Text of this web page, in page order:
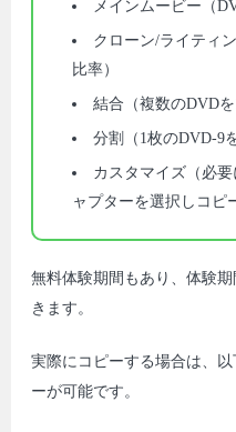
メインムービー（
クローン/ライティ
比率）
結合（複数のDVDを
分割（1枚のDVD-9
カスタマイズ（必
ャプターを選択しコピ
無料体験期間もあり、体験
きます。
実際にコピーする場合は、
ーが可能です。